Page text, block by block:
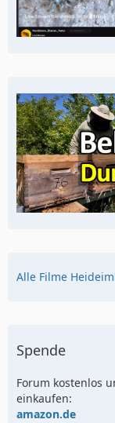
Alle Filme
Spende
Forum kostenlos
einkaufen:
amazon.de